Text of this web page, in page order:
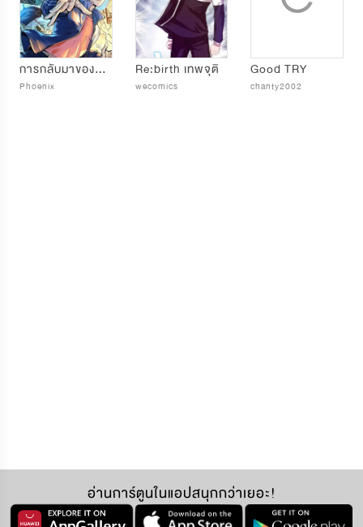
การกลับมาของวายร้าย
Phoenix
Re:birth เทพจุติ
wecomics
Good TRY
chanty2002
อ่านการ์ตูนในแอปสนุกกว่าเยอะ!